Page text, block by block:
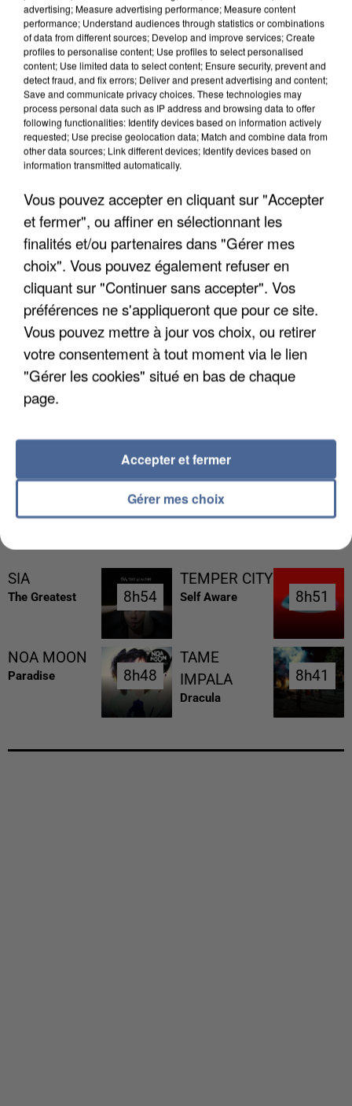
UNE TOURISTE DE L’OISE EMPORTÉE PAR UNE
COULÉE DE BOUE EN HAUTE-SAVOIE
SIA
The Greatest 8h54
8h54
TEMPER CITY
Self Aware 8h51
8h51
NOA MOON
Paradise 8h48
8h48
TAME
IMPALA
Dracula
8h41
8h41
advertising; Measure advertising performance; Measure content
performance; Understand audiences through statistics or combinations
of data from different sources; Develop and improve services; Create
profiles to personalise content; Use profiles to select personalised
content; Use limited data to select content; Ensure security, prevent and
detect fraud, and fix errors; Deliver and present advertising and content;
Save and communicate privacy choices. These technologies may
process personal data such as IP address and browsing data to offer
following functionalities: Identify devices based on information actively
requested; Use precise geolocation data; Match and combine data from
other data sources; Link different devices; Identify devices based on
information transmitted automatically.
Vous pouvez accepter en cliquant sur "Accepter
et fermer", ou affiner en sélectionnant les
finalités et/ou partenaires dans "Gérer mes
choix". Vous pouvez également refuser en
cliquant sur "Continuer sans accepter". Vos
préférences ne s'appliqueront que pour ce site.
Vous pouvez mettre à jour vos choix, ou retirer
votre consentement à tout moment via le lien
"Gérer les cookies" situé en bas de chaque
page.
Gérer mes choix
Accepter et fermer